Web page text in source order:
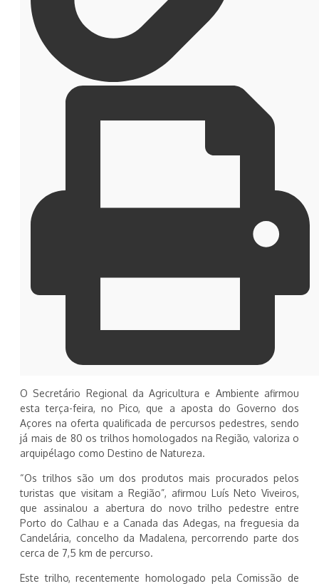
O Secretário Regional da Agricultura e Ambiente afirmou
esta terça-feira, no Pico, que a aposta do Governo dos
Açores na oferta qualificada de percursos pedestres, sendo
já mais de 80 os trilhos homologados na Região, valoriza o
arquipélago como Destino de Natureza.
“Os trilhos são um dos produtos mais procurados pelos
turistas que visitam a Região”, afirmou Luís Neto Viveiros,
que assinalou a abertura do novo trilho pedestre entre
Porto do Calhau e a Canada das Adegas, na freguesia da
Candelária, concelho da Madalena, percorrendo parte dos
cerca de 7,5 km de percurso.
Este trilho, recentemente homologado pela Comissão de